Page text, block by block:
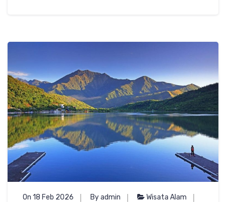
On 18 Feb 2026 By admin
Wisata Alam